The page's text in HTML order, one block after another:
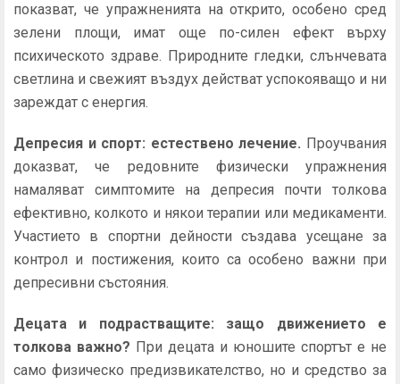
показват, че упражненията на открито, особено сред
зелени площи, имат още по-силен ефект върху
психическото здраве. Природните гледки, слънчевата
светлина и свежият въздух действат успокояващо и ни
зареждат с енергия.
Депресия и спорт: естествено лечение. Проучвания
доказват, че редовните физически упражнения
намаляват симптомите на депресия почти толкова
ефективно, колкото и някои терапии или медикаменти.
Участието в спортни дейности създава усещане за
контрол и постижения, които са особено важни при
депресивни състояния.
Децата и подрастващите: защо движението е
толкова важно? При децата и юношите спортът е не
само физическо предизвикателство, но и средство за